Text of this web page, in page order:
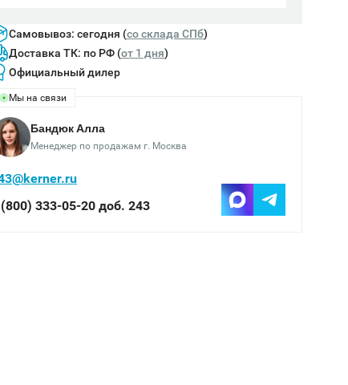
Самовывоз: сегодня (cо склада СПб)
Доставка ТК: по РФ (от 1 дня)
Официальный дилер
Мы на связи
Бандюк Алла
Менеджер по продажам г. Москва
333-05-20 доб. 243